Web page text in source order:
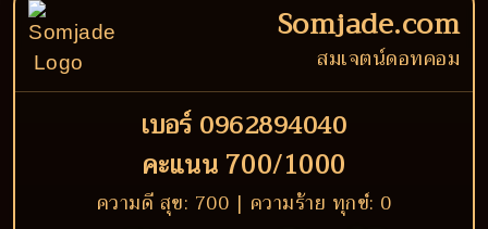
Somjade.com
สมเจตน์ดอทคอม
เบอร์ 0962894040
คะแนน 700/1000
ความดี สุข: 700 | ความร้าย ทุกข์: 0